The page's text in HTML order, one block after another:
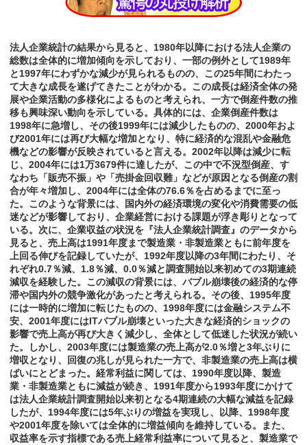
法人企業統計の結果から見ると、1980年以降における法人企業の
総数は全体的に増加傾向を示しており、一部の例外として1989年
と1997年にわずかな減少が見られるものの、この25年間にわたっ
て大きな成長を遂げてきたことがわかる。この成長は経済全体の発
展や企業活動の多様化によるものと考えられ、一方で倒産件数の推
移も興味深い動向を示している。具体的には、企業倒産件数は
1998年に急増し、その後1999年には減少したものの、2000年およ
び2001年には再び大幅な増加となり、特に経済的な混乱や金融危
機などの影響が反映されていると言える。2002年以降は減少に転
じ、2004年には1万3679件に達したが、この中で不況型倒産、す
なわち「販売不振」や「売掛金回収難」などが原因となる倒産の割
合が年々増加し、2004年には全体の76.6％を占めるまでに至っ
た。このような背景には、国内外の経済環境の変化や消費需要の低
迷などが影響しており、企業経営における課題が浮き彫りとなって
いる。次に、企業収益の状況を『法人企業統計調査』のデータから
見ると、売上高は1991年度まで製造業・非製造業ともに前年度を
上回る伸びを記録していたが、1992年度以降の3年間にわたり、そ
れぞれ0.7％減、1.8％減、0.0％減と調査開始以来初めての3期連続
減収を経験した。この減収の背景には、バブル崩壊後の経済的な停
滞や国内外の競争激化があったと考えられる。その後、1995年度
には一時的に増加に転じたものの、1998年度には金融システム不
安、2001年度にはITバブル崩壊といった大きな経済的ショックの
影響で売上高が再び大きく減少し、全体として低迷した状況が続い
た。しかし、2003年度には製造業の売上高が2.0％増と3年ぶりに
増収となり、回復の兆しが見られた一方で、非製造業の売上高は横
ばいにとどまった。経常利益に関しては、1990年度以降、製造
業・非製造業ともに減益が続き、1991年度から1993年度にかけて
は法人企業統計調査開始以来初となる4期連続の大幅な減益を記録
したが、1994年度には5年ぶりの増益を実現し、以降、1998年度
や2001年度を除いては全体的に増益傾向を維持している。また、
収益率を示す指標である売上経常利益率について見ると、製造業で